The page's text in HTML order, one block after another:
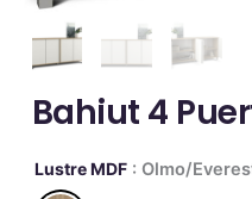
Bahiut 4
Lustre MDF : Olmo/
Bahiut